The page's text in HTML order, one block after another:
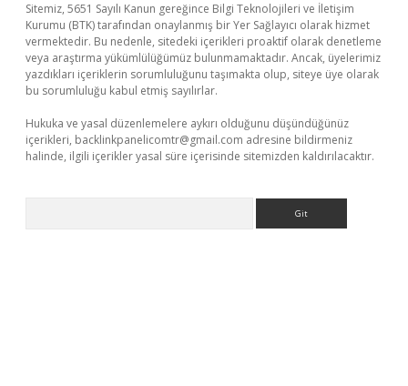
Sitemiz, 5651 Sayılı Kanun gereğince Bilgi Teknolojileri ve İletişim
Kurumu (BTK) tarafından onaylanmış bir Yer Sağlayıcı olarak hizmet
vermektedir. Bu nedenle, sitedeki içerikleri proaktif olarak denetleme
veya araştırma yükümlülüğümüz bulunmamaktadır. Ancak, üyelerimiz
yazdıkları içeriklerin sorumluluğunu taşımakta olup, siteye üye olarak
bu sorumluluğu kabul etmiş sayılırlar.
Hukuka ve yasal düzenlemelere aykırı olduğunu düşündüğünüz
içerikleri, backlinkpanelicomtr@gmail.com adresine bildirmeniz
halinde, ilgili içerikler yasal süre içerisinde sitemizden kaldırılacaktır.